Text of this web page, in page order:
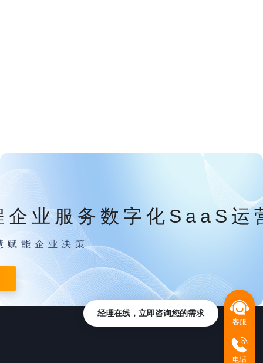
企业服务数字化SaaS运
赋能企业决策
客服
电话
经理在线，立即咨询您的需求